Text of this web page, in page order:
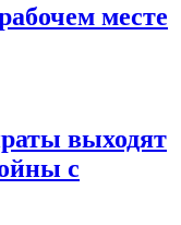
месте
выходят
с